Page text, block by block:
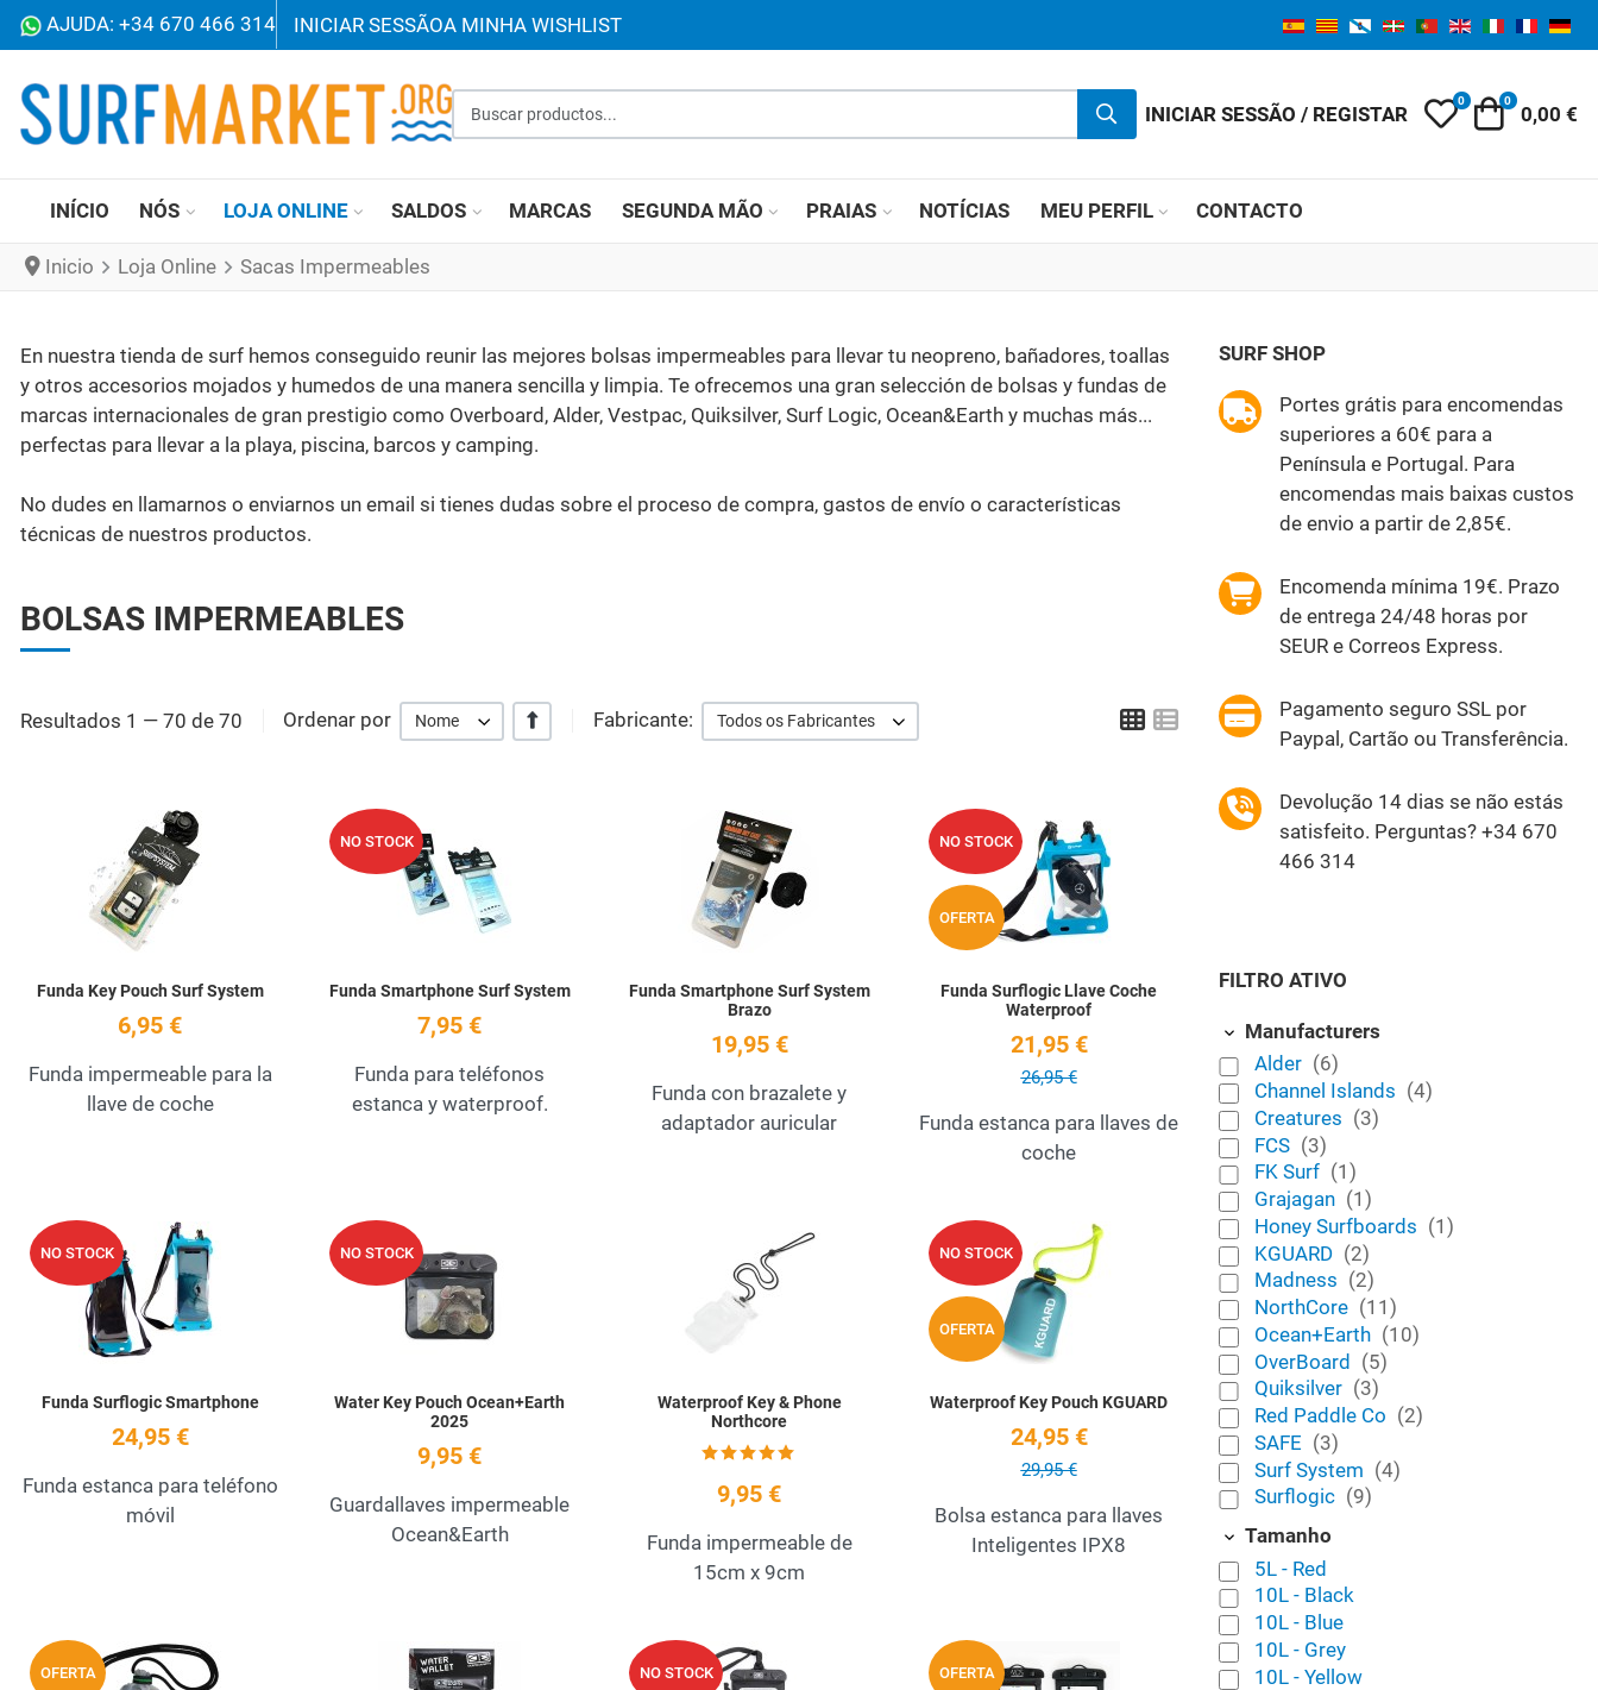
AJUDA: +34 670 466 314 INICIAR SESSÃOA MINHA WISHLIST
Buscar productos... INICIAR SESSÃO / REGISTAR My Wishlist
0 Carrinho
0
0,00 €
INÍCIO NÓS LOJA ONLINE SALDOS MARCAS SEGUNDA MÃO PRAIAS NOTÍCIAS MEU PERFIL CONTACTO
Inicio Loja Online Sacas Impermeables
En nuestra tienda de surf hemos conseguido reunir las mejores bolsas impermeables para llevar tu neopreno, bañadores, toallas
y otros accesorios mojados y humedos de una manera sencilla y limpia. Te ofrecemos una gran selección de bolsas y fundas de
marcas internacionales de gran prestigio como Overboard, Alder, Vestpac, Quiksilver, Surf Logic, Ocean&Earth y muchas más...
perfectas para llevar a la playa, piscina, barcos y camping.
No dudes en llamarnos o enviarnos un email si tienes dudas sobre el proceso de compra, gastos de envío o características
técnicas de nuestros productos.
BOLSAS IMPERMEABLES
Resultados 1 — 70 de 70 Ordenar por Nome +/- Fabricante: Todos os Fabricantes GridList
Add to Wishlist
Quick View
Funda Key Pouch Surf System
6,95 €
Funda impermeable para la
llave de coche
NO STOCK
Add to Wishlist
Funda Smartphone Surf System
7,95 €
Funda para teléfonos
estanca y waterproof.
Add to Wishlist
Quick View
Funda Smartphone Surf System
Brazo
19,95 €
Funda con brazalete y
adaptador auricular
NO STOCK
OFERTA
Add to Wishlist
Quick View
Funda Surflogic Llave Coche
Waterproof
21,95 €
26,95 €
Funda estanca para llaves de
coche
NO STOCK
Add to Wishlist
Quick View
Funda Surflogic Smartphone
24,95 €
Funda estanca para teléfono
móvil
NO STOCK
Water Key Pouch Ocean+Earth
2025
9,95 €
Guardallaves impermeable
Ocean&Earth
Add to Wishlist
Quick View
Waterproof Key & Phone
Northcore
9,95 €
Funda impermeable de
15cm x 9cm
NO STOCK
OFERTA
Add to Wishlist
Quick View
Waterproof Key Pouch KGUARD
24,95 €
29,95 €
Bolsa estanca para llaves
Inteligentes IPX8
OFERTA
Add to Wishlist Add to Wishlist
NO STOCK
Add to Wishlist
OFERTA
Add to Wishlist
SURF SHOP
Portes grátis para encomendas
superiores a 60€ para a
Península e Portugal. Para
encomendas mais baixas custos
de envio a partir de 2,85€.
Encomenda mínima 19€. Prazo
de entrega 24/48 horas por
SEUR e Correos Express.
Pagamento seguro SSL por
Paypal, Cartão ou Transferência.
Devolução 14 dias se não estás
satisfeito. Perguntas? +34 670
466 314
FILTRO ATIVO
Manufacturers
Alder (6)
Channel Islands (4)
Creatures (3)
FCS (3)
FK Surf (1)
Grajagan (1)
Honey Surfboards (1)
KGUARD (2)
Madness (2)
NorthCore (11)
Ocean+Earth (10)
OverBoard (5)
Quiksilver (3)
Red Paddle Co (2)
SAFE (3)
Surf System (4)
Surflogic (9)
Tamanho
5L - Red
10L - Black
10L - Blue
10L - Grey
10L - Yellow